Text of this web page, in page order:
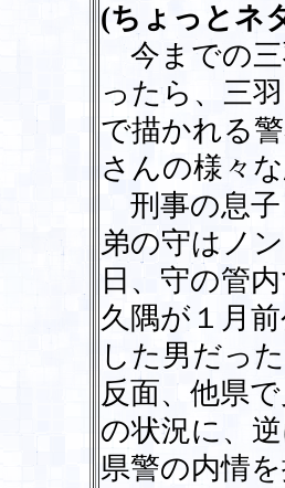
(ちょっとネ
今までの三
ったら、三
で描かれる
さんの様々
刑事の息子
弟の守はノ
日、守の管
久隅が１月
した男だっ
反面、他県
の状況に、
県警の内情